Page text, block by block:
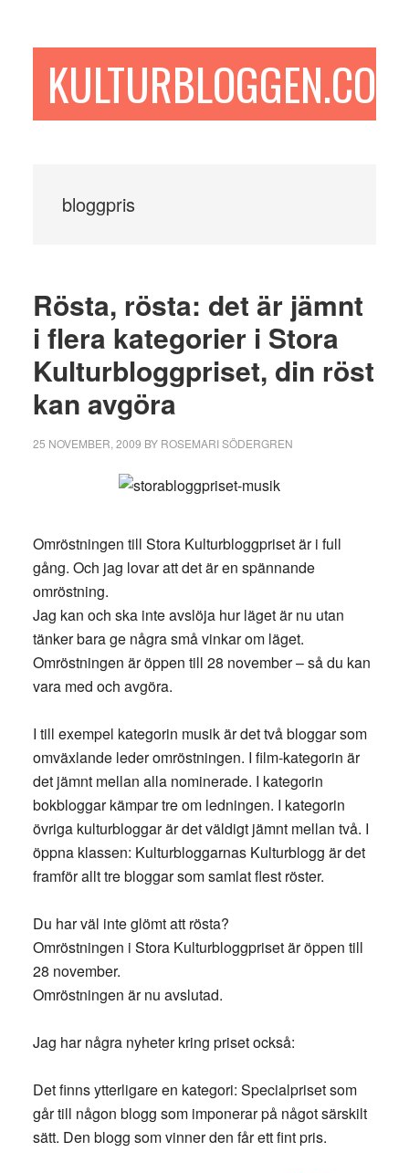
sidofältetKULTURBLOGGEN.COM
bloggpris
Rösta, rösta: det är jämnt
i flera kategorier i Stora
Kulturbloggpriset, din röst
kan avgöra
25 NOVEMBER, 2009 BY ROSEMARI SÖDERGREN
Omröstningen till Stora Kulturbloggpriset är i full
gång. Och jag lovar att det är en spännande
omröstning.
Jag kan och ska inte avslöja hur läget är nu utan
tänker bara ge några små vinkar om läget.
Omröstningen är öppen till 28 november – så du kan
vara med och avgöra.
I till exempel kategorin musik är det två bloggar som
omväxlande leder omröstningen. I film-kategorin är
det jämnt mellan alla nominerade. I kategorin
bokbloggar kämpar tre om ledningen. I kategorin
övriga kulturbloggar är det väldigt jämnt mellan två. I
öppna klassen: Kulturbloggarnas Kulturblogg är det
framför allt tre bloggar som samlat flest röster.
Du har väl inte glömt att rösta?
Omröstningen i Stora Kulturbloggpriset är öppen till
28 november.
Omröstningen är nu avslutad.
Jag har några nyheter kring priset också:
Det finns ytterligare en kategori: Specialpriset som
går till någon blogg som imponerar på något särskilt
sätt. Den blogg som vinner den får ett fint pris.